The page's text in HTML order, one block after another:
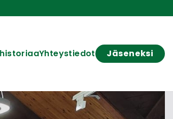
Yhteystiedot Jäseneksi